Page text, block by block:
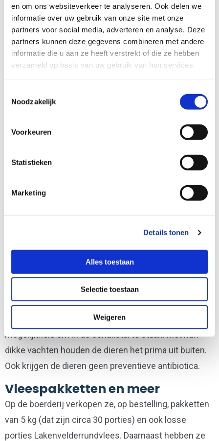
en om ons websiteverkeer te analyseren. Ook delen we
informatie over uw gebruik van onze site met onze
partners voor social media, adverteren en analyse. Deze
partners kunnen deze gegevens combineren met andere
informatie die u aan ze heeft verstrekt of die ze hebben
verzameld op basis van uw gebruik van hun services.
Noodzakelijk
Voorkeuren
Statistieken
Marketing
Details tonen
Alles toestaan
Selectie toestaan
Weigeren
Het meerendeel van de koeien graast in het Twentse
Twekkelo, in de weilanden van ’t Oorbeck. Sinds 2019
lopen ze ook bij de zorgboerderij de Viermarken en op
bijvoorbeeld het Smalenbroek. De koeien zijn het hele
jaar door buiten, in kruidenrijke weides. Er groeit
onder andere veldbeemd, timothee, rode klaver,
smalle weegbree, cichorei, kamille, paardenbloem
Hierdoor hoeven de koeien niet bijgevoerd worden
met supplementen, krachtvoer en soja. In de winter
krijgen ze hooi uit natuurgebieden en hebben ze de
mogelijkheid om in de schuilstal te staan. Met hun
dikke vachten houden de dieren het prima uit buiten.
Ook krijgen de dieren geen preventieve antibiotica.
Vleespakketten en meer
Op de boerderij verkopen ze, op bestelling, pakketten
van 5 kg (dat zijn circa 30 porties) en ook losse
porties Lakenvelderrundvlees. Daarnaast hebben ze